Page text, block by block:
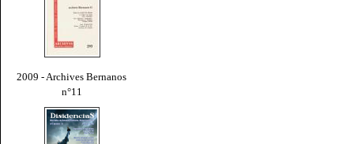
2009 - Archives Bernanos
n°11